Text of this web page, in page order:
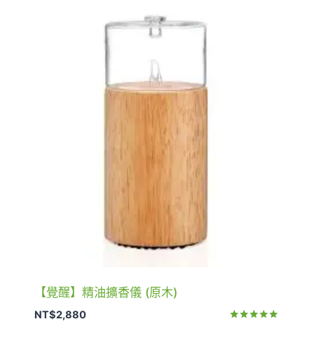
【覺醒】精油擴香儀 (原木)
NT$2,880